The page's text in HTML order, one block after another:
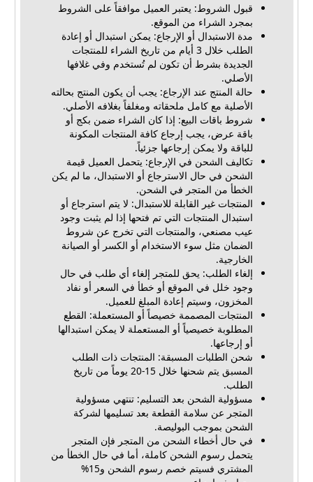
قبول الشروط: يعتبر العميل موافقاً على الشروط
بمجرد الشراء من الموقع.
مدة الاستبدال أو الإرجاع: يمكن استبدال أو إعادة
الطلب خلال 3 أيام من تاريخ الشراء للمنتجات
الجديدة بشرط أن تكون لم تُستخدم وفي غلافها
الأصلي.
حالة المنتج عند الإرجاع: يجب أن يكون المنتج بحالته
الأصلية مع كامل ملحقاته ومغلفاً بغلافه الأصلي.
شروط باقات البيع: إذا كان الشراء ضمن بكج أو
باقة عرض، يجب إرجاع كافة المنتجات المكونة
للباقة ولا يمكن إرجاعها جزئياً.
تكاليف الشحن في الإرجاع: يتحمل العميل قيمة
الشحن في حال الاسترجاع أو الاستبدال، ما لم يكن
الخطأ من المتجر في الشحن.
المنتجات غير القابلة للاستبدال: لا يتم استرجاع أو
استبدال المنتجات التي تم فتحها إذا لم يثبت وجود
عيب مصنعي، والمنتجات التي تخرج عن شروط
الضمان مثل سوء الاستخدام أو الكسر أو الصيانة
الخارجية.
إلغاء الطلب: يحق للمتجر إلغاء أي طلب في حال
وجود خلل في الموقع أو خطأ في السعر أو نفاد
المخزون، وسيتم إعادة المبلغ للعميل.
المنتجات المصممة خصيصاً أو المستعملة: القطع
المطلوبة خصيصياً أو المستعملة لا يمكن استبدالها
أو إرجاعها.
شحن الطلبات المسبقة: المنتجات ذات الطلب
المسبق يتم شحنها خلال 15-20 يوماً من تاريخ
الطلب.
مسؤولية الشحن بعد التسليم: تنتهي مسؤولية
المتجر عن سلامة القطعة بعد تسليمها لشركة
الشحن بموجب البوليصة.
في حال أخطاء الشحن من المتجر فإن المتجر
يتحمل رسوم الشحن كاملة، أما في حال الخطأ من
المشتري فسيتم خصم رسوم الشحن و15%